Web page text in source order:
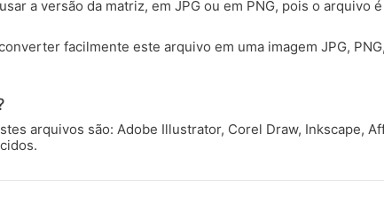
a versão da matriz, em JPG ou em PNG, pois o arquivo
facilmente este arquivo em uma imagem JPG,
arquivos são: Adobe Illustrator, Corel Draw, Inkscape,